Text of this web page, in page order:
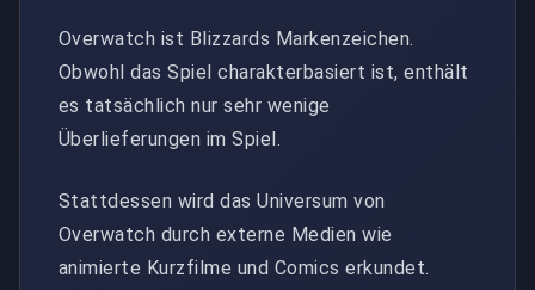
Overwatch ist Blizzards Markenzeichen.
Obwohl das Spiel charakterbasiert ist, enthält
es tatsächlich nur sehr wenige
Überlieferungen im Spiel.
Stattdessen wird das Universum von
Overwatch durch externe Medien wie
animierte Kurzfilme und Comics erkundet.